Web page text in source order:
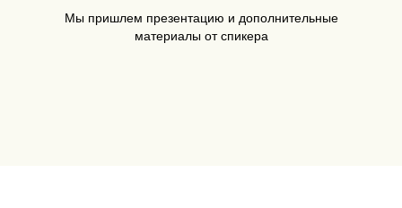
Мы пришлем презентацию и дополнительные
материалы от спикера